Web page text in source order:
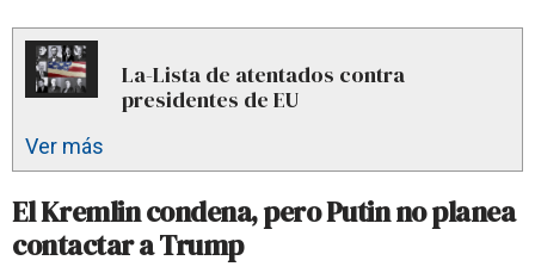
La-Lista de atentados contra
presidentes de EU
Ver más
El Kremlin condena, pero Putin no planea
contactar a Trump